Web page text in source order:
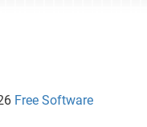
Free Software